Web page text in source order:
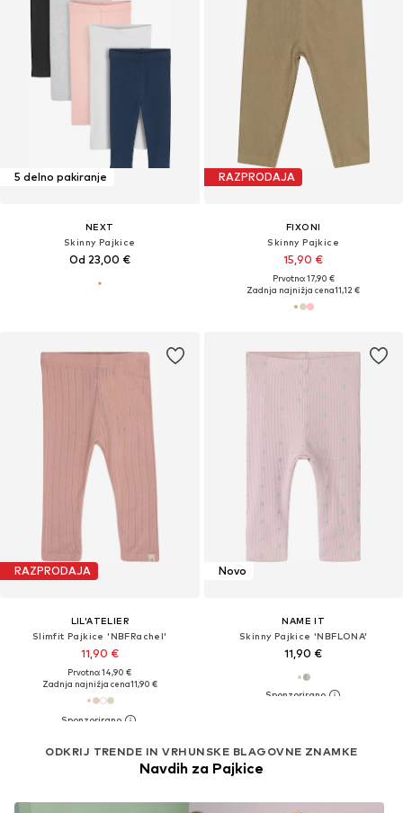
5 delno pakiranje
NEXT
Skinny Pajkice
Od 23,00 €
RAZPRODAJA
FIXONI
Skinny Pajkice
15,90 €
Prvotno: 17,90 €
Zadnja najnižja cena11,12 €
RAZPRODAJA
LIL'ATELIER
Slimfit Pajkice 'NBFRachel'
11,90 €
Prvotno: 14,90 €
Zadnja najnižja cena11,90 €
Novo
NAME IT
Skinny Pajkice 'NBFLONA'
11,90 €
ODKRIJ TRENDE IN VRHUNSKE BLAGOVNE ZNAMKE
Navdih za Pajkice